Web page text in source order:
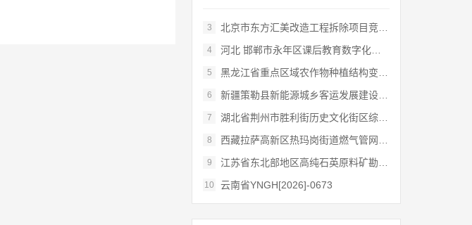
3
北京市东方汇美改造工程拆除项目竞争性磋商
4 河北 邯郸市永年区课后教育数字化管理平台
5 黑龙江省重点区域农作物种植结构变化遥感
6 新疆策勒县新能源城乡客运发展建设项目
7 湖北省荆州市胜利街历史文化街区综合开发和
8 西藏拉萨高新区热玛岗街道燃气管网全覆盖延
9 江苏省东北部地区高纯石英原料矿勘查岩心钻
10 云南省YNGH[2026]-0673